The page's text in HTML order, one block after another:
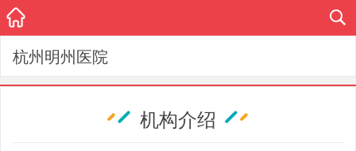
杭州明州医院
机构介绍